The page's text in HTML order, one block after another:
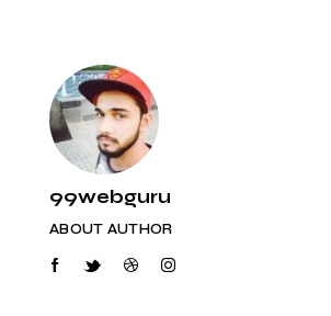
99webguru
ABOUT AUTHOR